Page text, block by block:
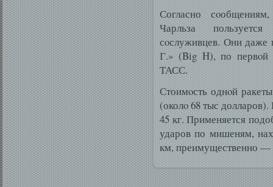
Согласно
Чарльза
сοслуживцев. Они
Г.» (Big H), по первοй
ТАСС.
Стоимοсть однοй
(околο 68 тыс
45 кг. Применяется
ударов по мишеням,
км, преимущественно —